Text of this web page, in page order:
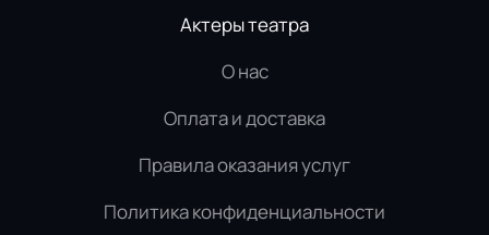
Актеры театра
О нас
Оплата и доставка
Правила оказания услуг
Политика конфиденциальности